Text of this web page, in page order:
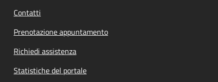
Contatti
Prenotazione appuntamento
Richiedi assistenza
Statistiche del portale